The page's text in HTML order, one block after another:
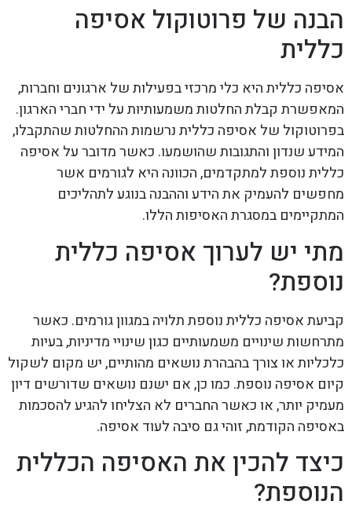
הבנה של פרוטוקול אסיפה
כללית
אסיפה כללית היא כלי מרכזי בפעילות של ארגונים וחברות,
המאפשרת קבלת החלטות משמעותיות על ידי חברי הארגון.
בפרוטוקול של אסיפה כללית נרשמות ההחלטות שהתקבלו,
המידע שנדון והתגובות שהושמעו. כאשר מדובר על אסיפה
כללית נוספת למתקדמים, הכוונה היא לגורמים אשר
מחפשים להעמיק את הידע וההבנה בנוגע לתהליכים
המתקיימים במסגרת האסיפות הללו.
מתי יש לערוך אסיפה כללית
נוספת?
קביעת אסיפה כללית נוספת תלויה במגוון גורמים. כאשר
מתרחשות שינויים משמעותיים כגון שינויי מדיניות, בעיות
כלכליות או צורך בהבהרת נושאים מהותיים, יש מקום לשקול
קיום אסיפה נוספת. כמו כן, אם ישנם נושאים שדורשים דיון
מעמיק יותר, או כאשר החברים לא הצליחו להגיע להסכמות
באסיפה הקודמת, זוהי גם סיבה לעוד אסיפה.
כיצד להכין את האסיפה הכללית
הנוספת?